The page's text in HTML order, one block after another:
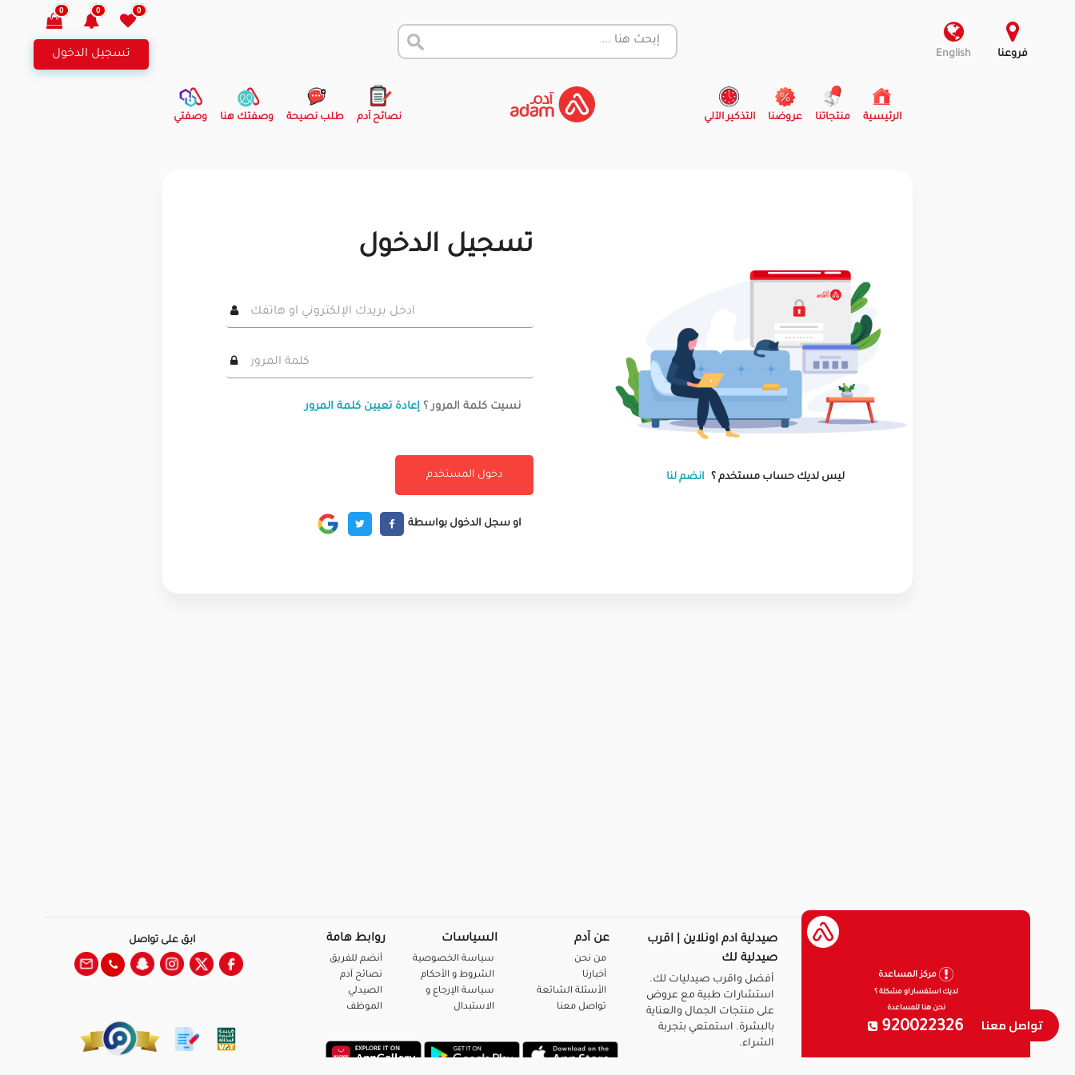
فروعنا English
0
0
0
تسجيل الدخول
الرئيسية
(current) منتجاتنا عروضنا التذكير الآلي نصائح آدم طلب نصيحة وصفتك هنا وصفتي
ليس لديك حساب مستخدم ؟ انضم لنا
تسجيل الدخول
نسيت كلمة المرور ؟ إعادة تعيين كلمة المرور
او سجل الدخول بواسطة
تواصل معنا
مركز المساعدة
لديك استفسار او مشكلة ؟
نحن هنا للمساعدة
920022326
صيدلية ادم اونلاين | اقرب
صيدلية لك
أفضل واقرب صيدليات لك.
استشارات طبية مع عروض
على منتجات الجمال والعناية
بالبشرة. استمتعي بتجربة
الشراء.
عن آدم
من نحن
أخبارنا
الأسئلة الشائعة
تواصل معنا
السياسات
سياسة الخصوصية
الشروط و الأحكام
سياسة الإرجاع و
الاستبدال
روابط هامة
أنضم للفريق
نصائح آدم
الصيدلي
الموظف
ابق على تواصل